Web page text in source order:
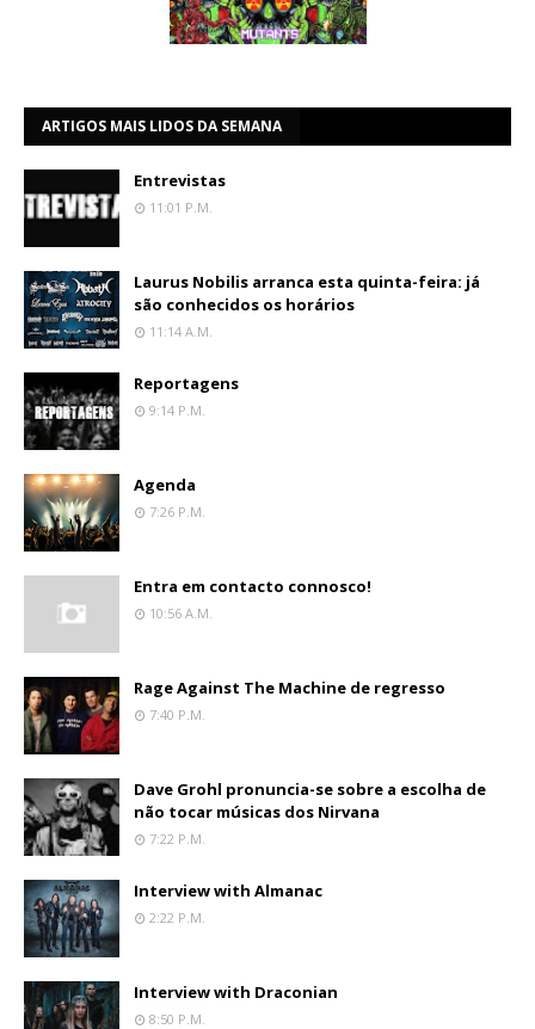
ARTIGOS MAIS LIDOS DA SEMANA
Entrevistas
11:01 P.m.
Laurus Nobilis arranca esta quinta-feira: já
são conhecidos os horários
11:14 A.m.
Reportagens
9:14 P.m.
Agenda
7:26 P.m.
Entra em contacto connosco!
10:56 A.m.
Rage Against The Machine de regresso
7:40 P.m.
Dave Grohl pronuncia-se sobre a escolha de
não tocar músicas dos Nirvana
7:22 P.m.
Interview with Almanac
2:22 P.m.
Interview with Draconian
8:50 P.m.